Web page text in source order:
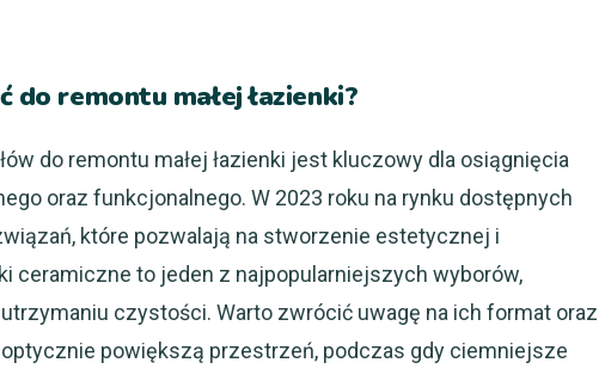
do remontu małej łazienki?
do remontu małej łazienki jest kluczowy dla osiągnięcia
oraz funkcjonalnego. W 2023 roku na rynku dostępnych
które pozwalają na stworzenie estetycznej i
ceramiczne to jeden z najpopularniejszych wyborów,
utrzymaniu czystości. Warto zwrócić uwagę na ich format oraz
powiększą przestrzeń, podczas gdy ciemniejsze